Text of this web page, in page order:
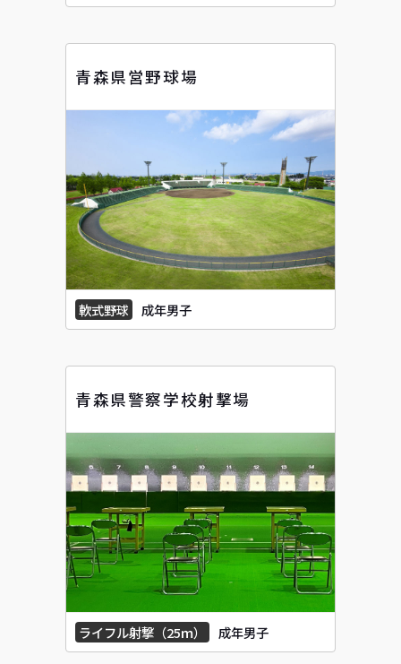
青森県営野球場
軟式野球 成年男子
青森県警察学校射撃場
ライフル射撃（25ｍ） 成年男子